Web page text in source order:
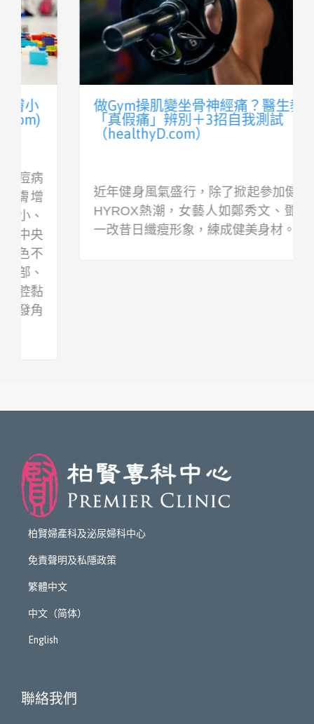
做Gym操肌變坐骨神經痛？醫生教你
「真假痛」辨別＋3招自我測試
（healthyD.com）
近年健身風氣盛行，除了掀起參加健身賽事
HYROX熱潮，女藝人如鄭秀文、鄧麗欣都
一改昔日纖瘦形象，練成健美身材。…
柏賢婦產科及泌尿婦科中心
免責聲明及私隱政策
繁體中文
中文（简体）
English
聯絡我們